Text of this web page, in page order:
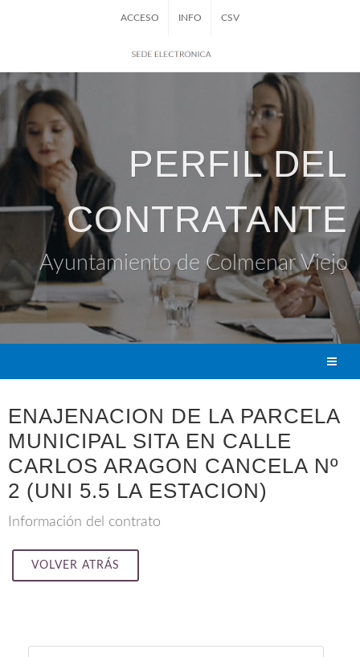
ACCESO INFO CSV
PERFIL DEL
CONTRATANTE
Ayuntamiento de Colmenar Viejo
ENAJENACION DE LA PARCELA
MUNICIPAL SITA EN CALLE
CARLOS ARAGON CANCELA Nº
2 (UNI 5.5 LA ESTACION)
Información del contrato
VOLVER ATRÁS